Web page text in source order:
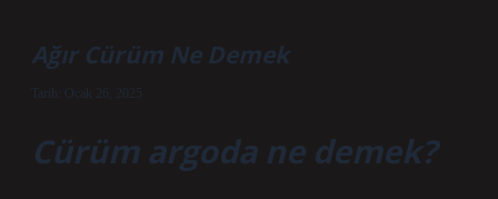
Ağır Cürüm Ne Demek
Tarih: Ocak 26, 2025
Cürüm argoda ne demek?